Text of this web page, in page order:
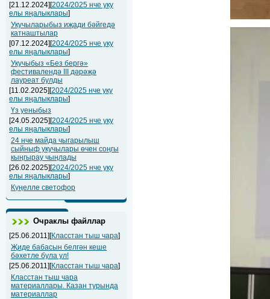
[21.12.2024][2024/2025 нче уку
елы яңалыклары]
Укучыларыбыз иҗади бәйгедә
катнаштылар
[07.12.2024][2024/2025 нче уку
елы яңалыклары]
Укучыбыз «Без бергә»
фестивалендә III дәрәҗә
лауреат булды
[11.02.2025][2024/2025 нче уку
елы яңалыклары]
Үз уеныбыз
[24.05.2025][2024/2025 нче уку
елы яңалыклары]
24 нче майда чыгарылыш
сыйныф укучылары өчен соңгы
кыңгырау чыңлады
[26.02.2025][2024/2025 нче уку
елы яңалыклары]
Күңелле светофор
Очраклы файллар
[25.06.2011][Класстан тыш чара]
Җиде бабасын белгән кеше
бәхетле була ул!
[25.06.2011][Класстан тыш чара]
Класстан тыш чара
материаллары. Казан турында
материаллар